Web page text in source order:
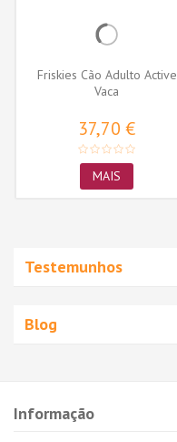
Friskies Cão Adulto Active
Vaca
37,70 €
MAIS
Testemunhos
Blog
Informação